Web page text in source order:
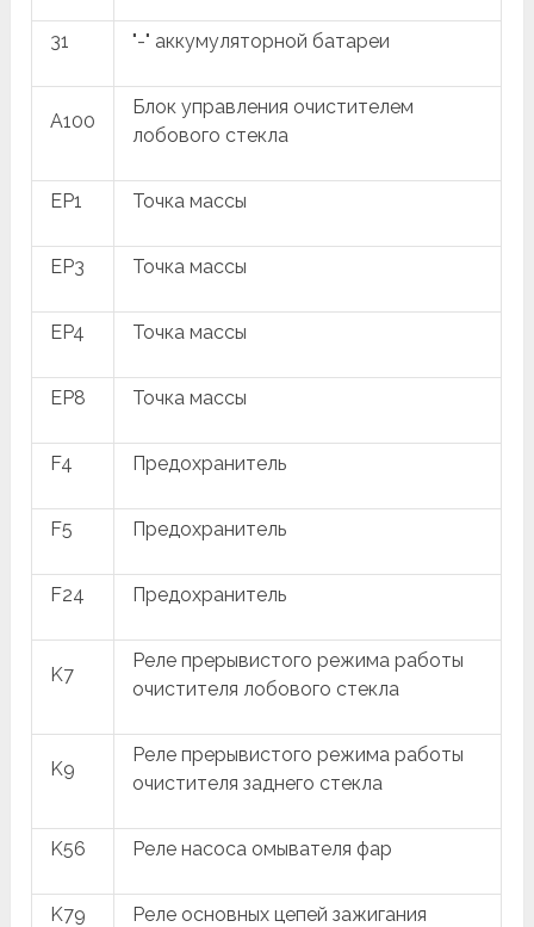
31 "-" аккумуляторной батареи
A100
Блок управления очистителем
лобового стекла
EP1 Точка массы
EP3 Точка массы
EP4 Точка массы
EP8 Точка массы
F4 Предохранитель
F5 Предохранитель
F24 Предохранитель
K7
Реле прерывистого режима работы
очистителя лобового стекла
K9
Реле прерывистого режима работы
очистителя заднего стекла
K56 Реле насоса омывателя фар
K79 Реле основных цепей зажигания